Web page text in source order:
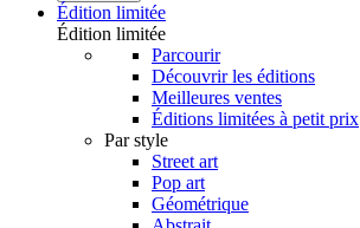
Édition limitée
Édition limitée
Parcourir
Découvrir les éditions
Meilleures ventes
Éditions limitées à petit prix
Par style
Street art
Pop art
Géométrique